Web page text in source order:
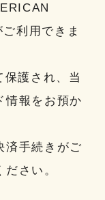
利用できま
護され、当
情報をお預か
済手続きがご
さい。